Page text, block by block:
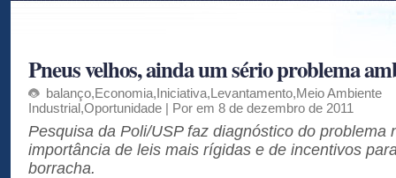
Pneus velhos, ainda um sério problema
balanço,Economia,Iniciativa,Levantamento,Meio Ambiente
Industrial,Oportunidade | Por em 8 de dezembro de 2011
Pesquisa da Poli/USP faz diagnóstico do problema
importância de leis mais rígidas e de incentivos
borracha.